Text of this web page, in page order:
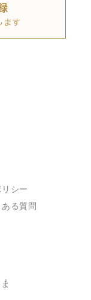
シー
ある質問